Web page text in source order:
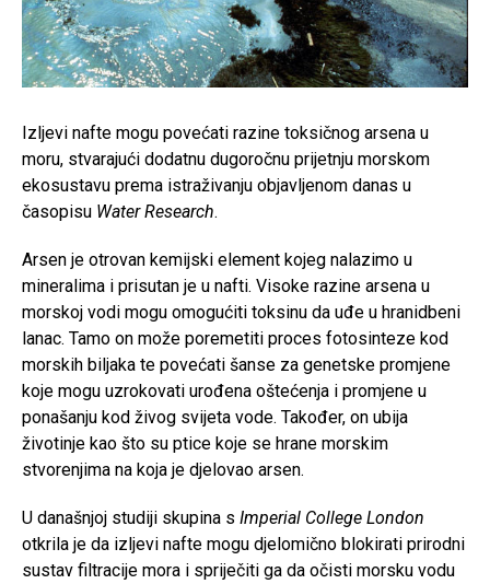
Izljevi nafte mogu povećati razine toksičnog arsena u
moru, stvarajući dodatnu dugoročnu prijetnju morskom
ekosustavu prema istraživanju objavljenom danas u
časopisu Water Research.
Arsen je otrovan kemijski element kojeg nalazimo u
mineralima i prisutan je u nafti. Visoke razine arsena u
morskoj vodi mogu omogućiti toksinu da uđe u hranidbeni
lanac. Tamo on može poremetiti proces fotosinteze kod
morskih biljaka te povećati šanse za genetske promjene
koje mogu uzrokovati urođena oštećenja i promjene u
ponašanju kod živog svijeta vode. Također, on ubija
životinje kao što su ptice koje se hrane morskim
stvorenjima na koja je djelovao arsen.
U današnjoj studiji skupina s Imperial College London
otkrila je da izljevi nafte mogu djelomično blokirati prirodni
sustav filtracije mora i spriječiti ga da očisti morsku vodu